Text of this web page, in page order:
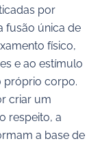
por
fusão única de
físico,
e ao estímulo
próprio corpo.
criar um
respeito, a
a base de